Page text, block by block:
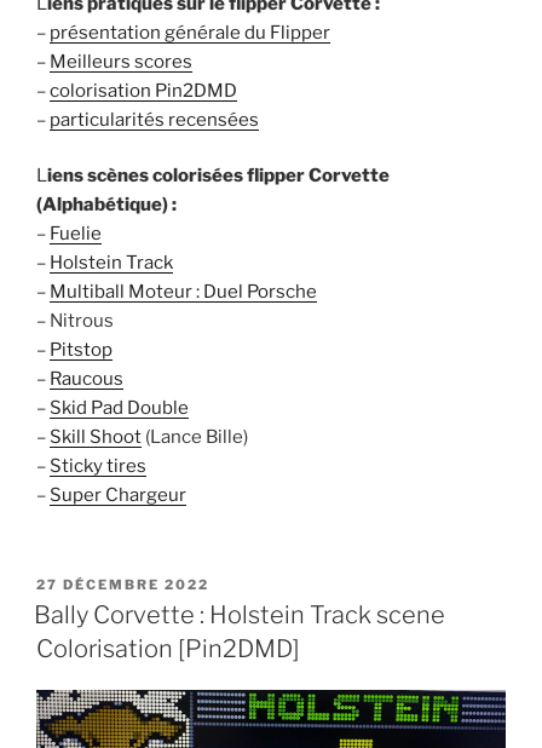
– présentation générale du Flipper
– Meilleurs scores
–colorisation Pin2DMD
– particularités recensées
Liens scènes colorisées flipper Corvette
(Alphabétique) :
– Fuelie
– Holstein Track
– Multiball Moteur : Duel Porsche
– Nitrous
– Pitstop
– Raucous
– Skid Pad Double
– Skill Shoot (Lance Bille)
– Sticky tires
– Super Chargeur
PUBLIÉ
LE
27 DÉCEMBRE 2022
Bally Corvette : Holstein Track scene
Colorisation [Pin2DMD]